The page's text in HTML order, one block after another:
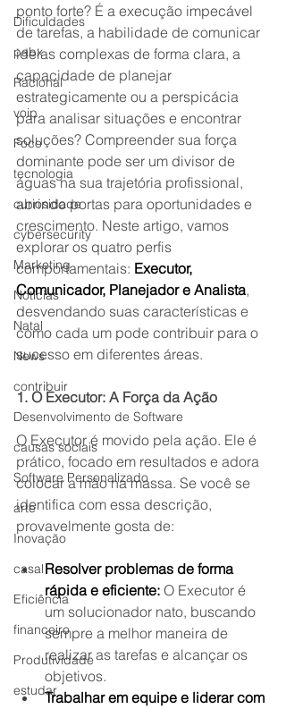
Dificuldades
pabx
Racional
voip
Foco
tecnologia
curiosidade
cybersecurity
Marketing
Notícias
Natal
News
contribuir
Desenvolvimento de Software
causas sociais
Software Personalizado
arte
Inovação
casal
Eficiência
financeiro
Produtividade
estudar
ponto forte? É a execução impecável
de tarefas, a habilidade de comunicar
ideias complexas de forma clara, a
capacidade de planejar
estrategicamente ou a perspicácia
para analisar situações e encontrar
soluções? Compreender sua força
dominante pode ser um divisor de
águas na sua trajetória profissional,
abrindo portas para oportunidades e
crescimento. Neste artigo, vamos
explorar os quatro perfis
comportamentais: Executor,
Comunicador, Planejador e Analista,
desvendando suas características e
como cada um pode contribuir para o
sucesso em diferentes áreas.
1. O Executor: A Força da Ação
O Executor é movido pela ação. Ele é
prático, focado em resultados e adora
colocar a mão na massa. Se você se
identifica com essa descrição,
provavelmente gosta de:
Resolver problemas de forma
rápida e eficiente: O Executor é
um solucionador nato, buscando
sempre a melhor maneira de
realizar as tarefas e alcançar os
objetivos.
Trabalhar em equipe e liderar com